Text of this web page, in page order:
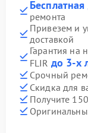
ремонта
Привезем и
доставкой
Гарантия на
FLIR до 3-х
Срочный
Скидка для
Получите